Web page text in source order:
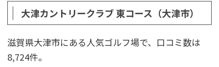
大津カントリークラブ 東コース（大津市）
滋賀県大津市にある人気ゴルフ場で、口コミ数は
8,724件。